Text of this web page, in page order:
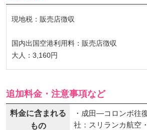
現地税：販売店徴収
国内出国空港利用料：販売店徴収
大人：3,160円
追加料金・注意事項など
料金に含まれる
もの
・成田―コロンボ往
社：スリランカ航空